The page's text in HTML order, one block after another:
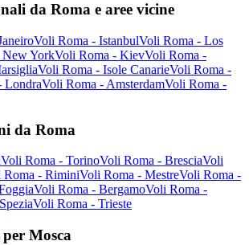
da Roma e aree vicine
Voli Roma - IstanbulVoli Roma - Los
YorkVoli Roma - KievVoli Roma -
Voli Roma - Isole CanarieVoli Roma -
LondraVoli Roma - AmsterdamVoli Roma -
da Roma
Voli Roma - TorinoVoli Roma - BresciaVoli
Roma - RiminiVoli Roma - MestreVoli Roma -
Voli Roma - BergamoVoli Roma -
Voli Roma - Trieste
Mosca